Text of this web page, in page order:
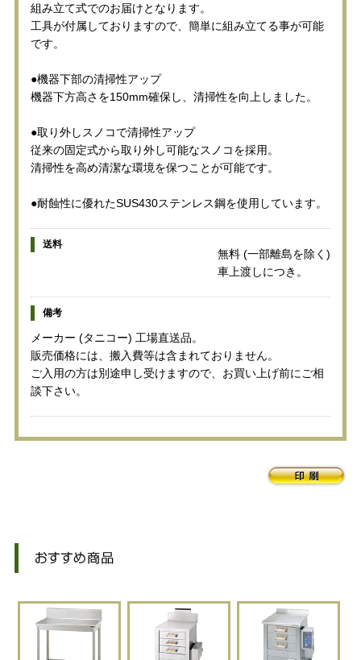
組み立て式でのお届けとなります。
工具が付属しておりますので、簡単に組み立てる事が可能
です。
●機器下部の清掃性アップ
機器下方高さを150mm確保し、清掃性を向上しました。
●取り外しスノコで清掃性アップ
従来の固定式から取り外し可能なスノコを採用。
清掃性を高め清潔な環境を保つことが可能です。
●耐蝕性に優れたSUS430ステンレス鋼を使用しています。
送料
無料 (一部離島を除く)
車上渡しにつき。
備考
メーカー (タニコー) 工場直送品。
販売価格には、搬入費等は含まれておりません。
ご入用の方は別途申し受けますので、お買い上げ前にご相
談下さい。